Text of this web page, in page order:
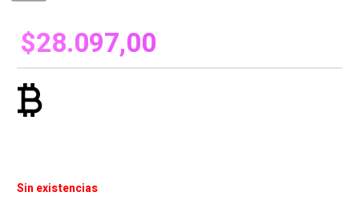
$28.097,00
currency_bitcoin
Sin existencias